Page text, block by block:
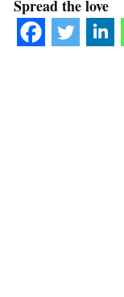
Spread the love